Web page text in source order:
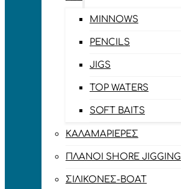
MINNOWS
PENCILS
JIGS
TOP WATERS
SOFT BAITS
ΚΑΛΑΜΑΡΙΈΡΕΣ
ΠΛΆΝΟΙ SHORE JIGGING
ΣΙΛΙΚΌΝΕΣ-BOAT